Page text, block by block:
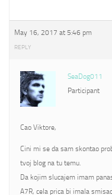
May 16, 2017 at 5:46 pm
REPLY
SeaDog011
Participant
Cao Viktore,
Cini mi se da sam skontao
tvoj blog na tu temu.
Da kojim slucajem imam
A7R, cela prica bi imala